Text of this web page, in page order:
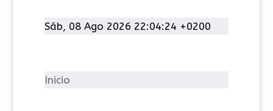
t
o
Sáb, 08 Ago 2026 22:04:24 +0200
Inicio